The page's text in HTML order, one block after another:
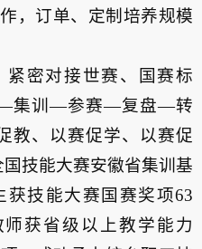
，订单、定制培养规模
紧密对接世赛、国赛标
—集训—参赛—复盘—转
教、以赛促学、以赛促
技能大赛安徽省集训基
获技能大赛国赛奖项63
获省级以上教学能力